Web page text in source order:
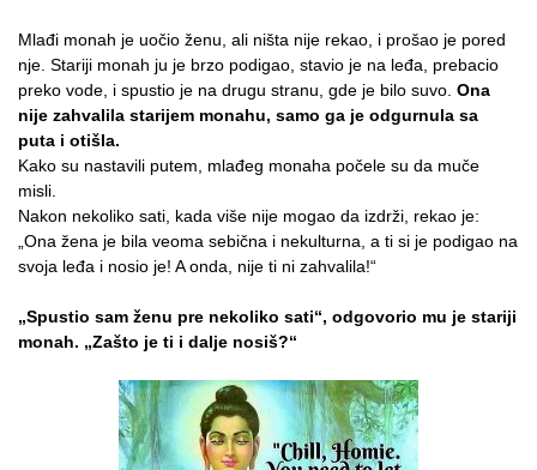
Mlađi monah je uočio ženu, ali ništa nije rekao, i prošao je pored
nje. Stariji monah ju je brzo podigao, stavio je na leđa, prebacio
preko vode, i spustio je na drugu stranu, gde je bilo suvo. Ona
nije zahvalila starijem monahu, samo ga je odgurnula sa
puta i otišla.
Kako su nastavili putem, mlađeg monaha počele su da muče
misli.
Nakon nekoliko sati, kada više nije mogao da izdrži, rekao je:
„Ona žena je bila veoma sebična i nekulturna, a ti si je podigao na
svoja leđa i nosio je! A onda, nije ti ni zahvalila!“
„Spustio sam ženu pre nekoliko sati“, odgovorio mu je stariji
monah. „Zašto je ti i dalje nosiš?“